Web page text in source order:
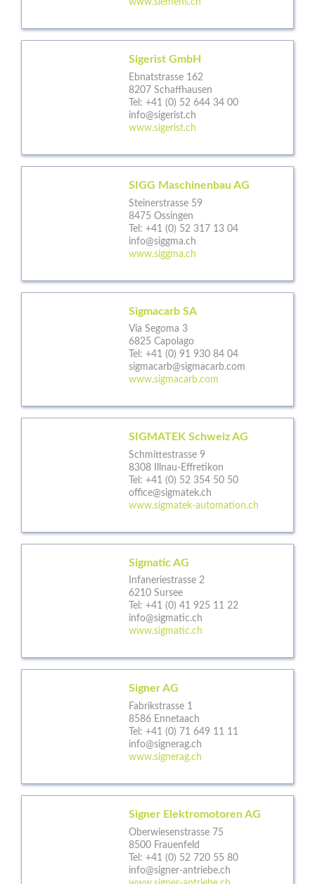
www.siemens.ch
Sigerist GmbH
Ebnatstrasse 162
8207 Schaffhausen
Tel: +41 (0) 52 644 34 00
info@sigerist.ch
www.sigerist.ch
SIGG Maschinenbau AG
Steinerstrasse 59
8475 Ossingen
Tel: +41 (0) 52 317 13 04
info@siggma.ch
www.siggma.ch
Sigmacarb SA
Via Segoma 3
6825 Capolago
Tel: +41 (0) 91 930 84 04
sigmacarb@sigmacarb.com
www.sigmacarb.com
SIGMATEK Schweiz AG
Schmittestrasse 9
8308 Illnau-Effretikon
Tel: +41 (0) 52 354 50 50
office@sigmatek.ch
www.sigmatek-automation.ch
Sigmatic AG
Infaneriestrasse 2
6210 Sursee
Tel: +41 (0) 41 925 11 22
info@sigmatic.ch
www.sigmatic.ch
Signer AG
Fabrikstrasse 1
8586 Ennetaach
Tel: +41 (0) 71 649 11 11
info@signerag.ch
www.signerag.ch
Signer Elektromotoren AG
Oberwiesenstrasse 75
8500 Frauenfeld
Tel: +41 (0) 52 720 55 80
info@signer-antriebe.ch